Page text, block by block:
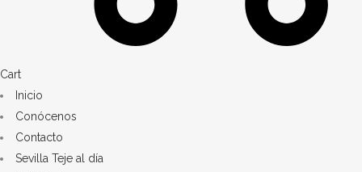
Cart
Inicio
Conócenos
Contacto
Sevilla Teje al día